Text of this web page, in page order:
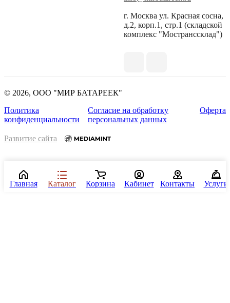
г. Москва ул. Красная сосна,
д.2, корп.1, стр.1 (складской
комплекс "Мостранссклад")
© 2026, ООО "МИР БАТАРЕЕК"
Политика
конфиденциальности
Согласие на обработку
персональных данных
Оферта
Развитие сайта
Главная Каталог Корзина Кабинет Контакты Услуги